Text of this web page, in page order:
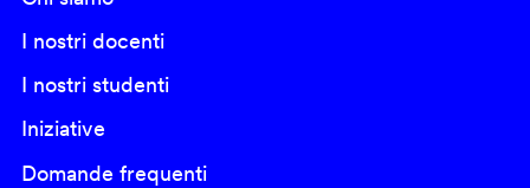
I nostri docenti
I nostri studenti
Iniziative
Domande frequenti